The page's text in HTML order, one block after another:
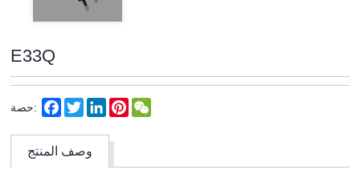
E33Q
حصة: Facebook
TwitterLinkedInPinterest
وصف المنتج